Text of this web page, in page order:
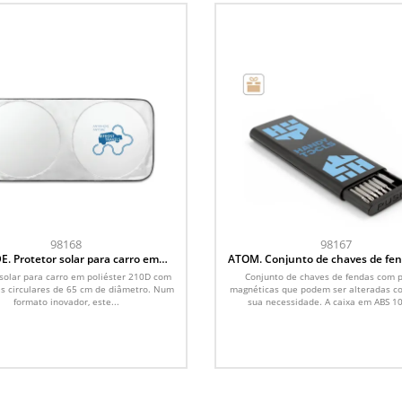
98168
Protetor solar para carro em
210D com duas áreas circulares
de 65 cm
para carro em poliéster 210D com
circulares de 65 cm de diâmetro. Num
formato inovador, este...
98167
ATOM. Conjunto de chaves de
diferentes pontas magnéticas
carbono
Conjunto de chaves de fendas com
magnéticas que podem ser alteradas
sua necessidade. A caixa em ABS